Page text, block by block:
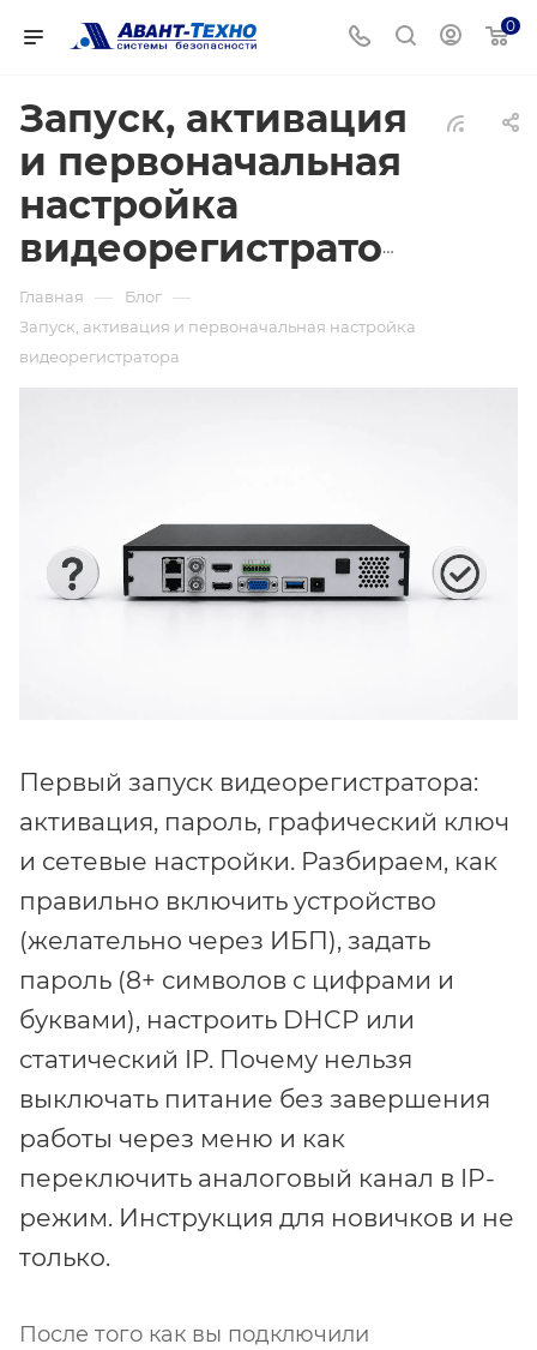
0
Запуск, активация
и первоначальная
настройка
видеорегистратора
Главная — Блог —
Запуск, активация и первоначальная настройка
видеорегистратора
Первый запуск видеорегистратора:
активация, пароль, графический ключ
и сетевые настройки. Разбираем, как
правильно включить устройство
(желательно через ИБП), задать
пароль (8+ символов с цифрами и
буквами), настроить DHCP или
статический IP. Почему нельзя
выключать питание без завершения
работы через меню и как
переключить аналоговый канал в IP-
режим. Инструкция для новичков и не
только.
После того как вы подключили